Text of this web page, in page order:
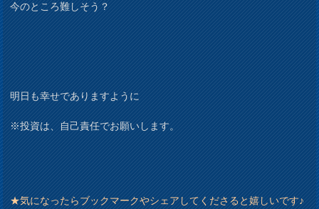
今のところ難しそう？
明日も幸せでありますように
※投資は、自己責任でお願いします。
★気になったらブックマークやシェアしてくださると嬉しいです♪